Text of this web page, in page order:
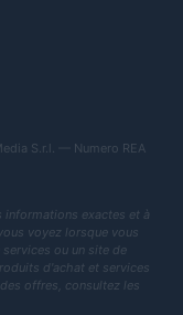
S.r.l. — Numero REA
informations exactes et à
voyez lorsque vous
ou un site de
d'achat et services
offres, consultez les